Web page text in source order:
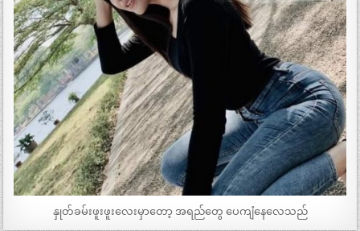
နှုတ်ခမ်းဖူးဖူးလေးမှာတော့ အရည်တွေ ပေကျံနေလေသည်